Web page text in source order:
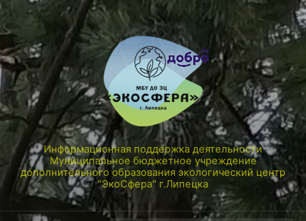
Информационная поддержка деятельности
Муниципальное бюджетное учреждение
дополнительного образования экологический центр
"ЭкоСфера" г.Липецка